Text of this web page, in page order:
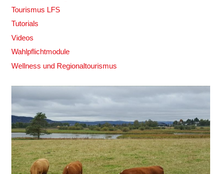
Tourismus LFS
Tutorials
Videos
Wahlpflichtmodule
Wellness und Regionaltourismus